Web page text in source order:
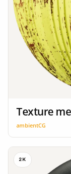
Texture
ambientCG
2K